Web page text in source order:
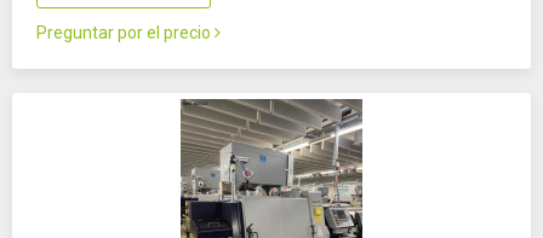
Preguntar por el precio